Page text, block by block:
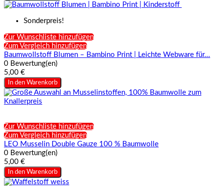
Sonderpreis!
Zur Wunschliste hinzufügen
Zum Vergleich hinzufügen
Baumwollstoff Blumen – Bambino Print | Leichte Webware für...
0 Bewertung(en)
5,00 €
In den Warenkorb
Zur Wunschliste hinzufügen
Zum Vergleich hinzufügen
LEO Musselin Double Gauze 100 % Baumwolle
0 Bewertung(en)
5,00 €
In den Warenkorb